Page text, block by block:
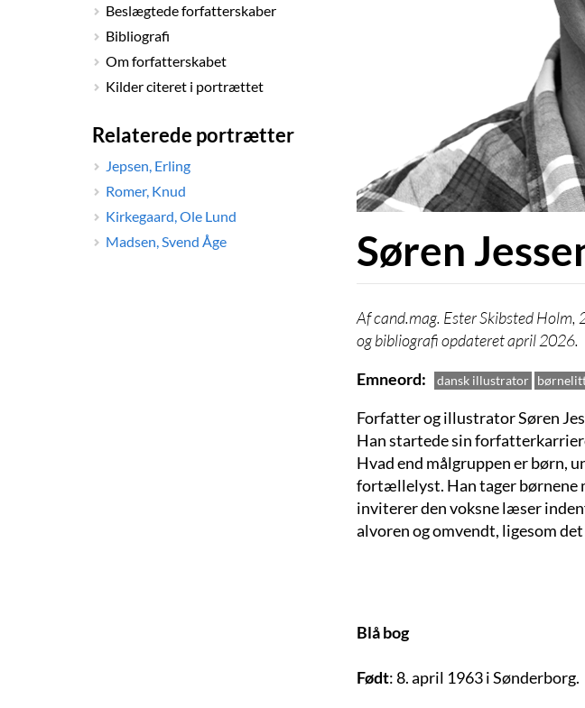
Beslægtede forfatterskaber
Bibliografi
Om forfatterskabet
Kilder citeret i portrættet
Relaterede portrætter
Jepsen, Erling
Romer, Knud
Kirkegaard, Ole Lund
Madsen, Svend Åge
Søren
cand.mag. Ester Skibsted
og bibliografi opdateret april 2026.
Emneord
dansk illustrator
Forfatter og illustrator Søren
Han startede sin
Hvad end målgruppen er børn,
fortællelyst. Han tager børnene
inviterer den voksne læser
alvoren og omvendt, ligesom
Blå bog
Født: 8. april 1963 i Sønderborg.